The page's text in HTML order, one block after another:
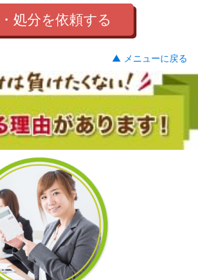
処分を依頼する
▲ メニューに戻る